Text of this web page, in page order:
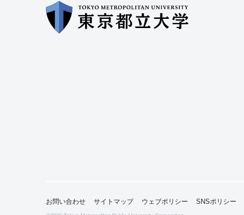
お問い合わせ サイトマップ ウェブポリシー SNSポリシー